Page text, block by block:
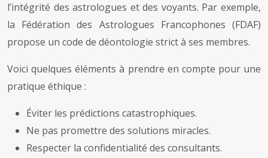
l’intégrité des astrologues et des voyants. Par exemple,
la Fédération des Astrologues Francophones (FDAF)
propose un code de déontologie strict à ses membres.
Voici quelques éléments à prendre en compte pour une
pratique éthique :
Éviter les prédictions catastrophiques.
Ne pas promettre des solutions miracles.
Respecter la confidentialité des consultants.